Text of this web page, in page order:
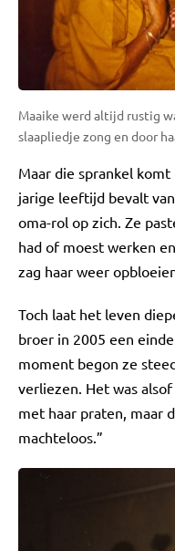
Maaike werd altijd rustig
slaapliedje zong en door
Maar die sprankel
jarige leeftijd bevalt
oma-rol op zich. Ze
had of moest werken
zag haar weer
Toch laat het leven
broer in 2005 een
moment begon ze
verliezen. Het was
met haar praten, maar
machteloos.”